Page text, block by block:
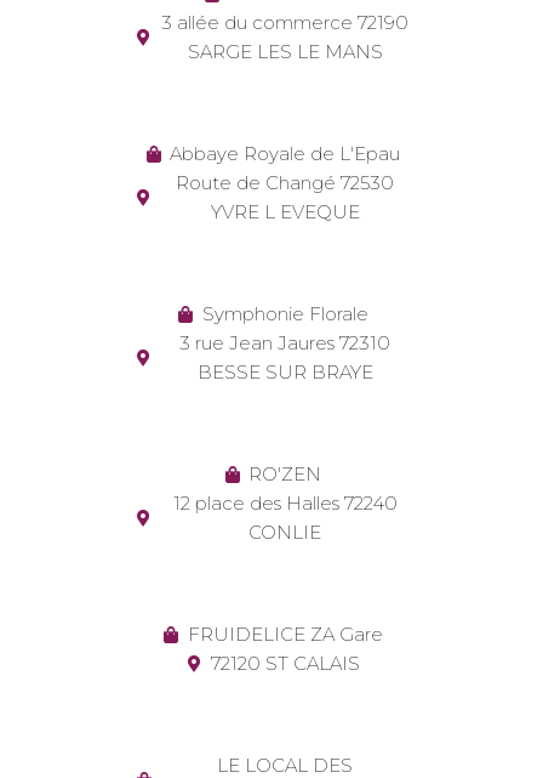
3 allée du commerce 72190
SARGE LES LE MANS
Abbaye Royale de L'Epau
Route de Changé 72530
YVRE L EVEQUE
Symphonie Florale
3 rue Jean Jaures 72310
BESSE SUR BRAYE
RO'ZEN
12 place des Halles 72240
CONLIE
FRUIDELICE ZA Gare
72120 ST CALAIS
LE LOCAL DES